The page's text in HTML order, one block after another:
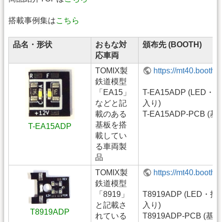
搭載事例集はこちら
品名・形状
おもな対
応車両
頒布先 (BOOTH)
T-EA15ADP
TOMIX製
鉄道模型
「EA15」
などと記
載のある
基板を搭
載してい
る車両製
品
https://
T-EA15ADP (LED・
入り)
T-EA15ADP-PCB (基
T8919ADP
TOMIX製
鉄道模型
「8919」
と記載さ
れている
https://
T8919ADP (LED・抵
入り)
T8919ADP-PCB (基